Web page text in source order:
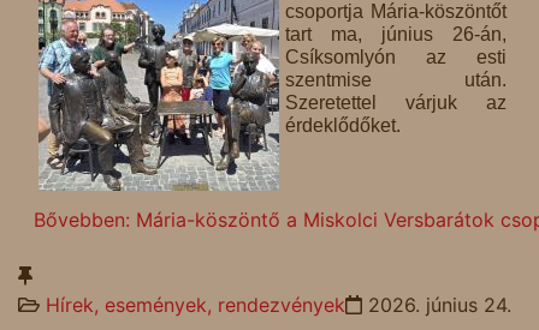
csoportja Mária-köszöntőt
tart ma, június 26-án,
Csíksomlyón az esti
szentmise után.
Szeretettel várjuk az
érdeklődőket.
Bővebben: Mária-köszöntő a Miskolci Versbarátok
Hírek, események, rendezvények
2026. június 24.